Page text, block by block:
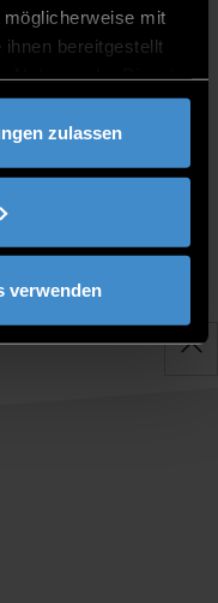
mit
bereitgestellt
zulassen
verwenden